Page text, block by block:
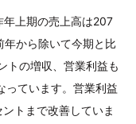
年上期の売上高は207
年から除いて今期と比
トの増収、営業利益も
っています。営業利益
トまで改善していま